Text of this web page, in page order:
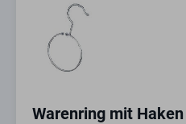
Warenring mit Haken